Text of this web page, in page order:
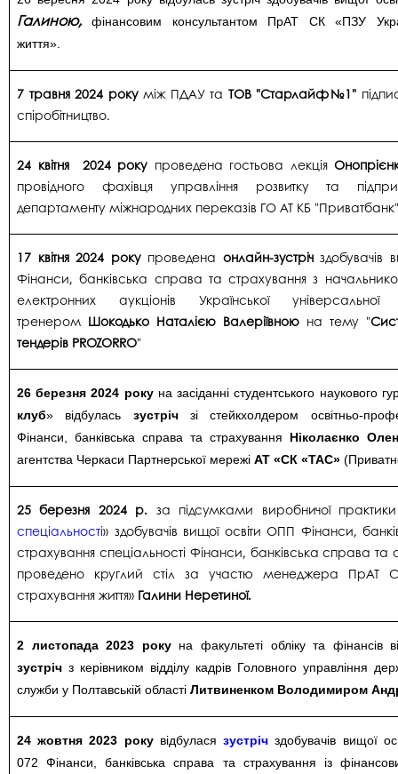
Галиною,фінансовим консультантом ПрАТ СК «ПЗУ
життя».
7 травня 2024 рокуміж ПДАУ та ТОВ "Старлайф№1"
спіробітництво.
24 квітня 2024 року проведена гостьова лекція
провідного фахівця управління розвитку та
департаменту міжнародних переказів ГО АТ КБ
17 квітня 2024 рокупроведена онлайн-зустрічздобувачів
Фінанси, банківська справа та страхування з
електронних аукціонів Української
тренером Шокодько Наталією Валеріївною на тему "
тендерів PROZORRO"
26 березня 2024 рокуна засіданні студентського наукового
клуб» відбулась зустрічзі стейкхолдером освітньо-
Фінанси, банківська справа та страхування Ніколаєнко
агентства Черкаси Партнерської мережі АТ «СК «ТАС»
25 березня 2024 р. за підсумками виробничої
спеціальності» здобувачів вищої освіти ОПП Фінанси,
страхування спеціальності Фінанси, банківська справа та
проведено круглий стіл за участю менеджера ПрАТ
страхування життя» Галини Неретиної.
2 листопада 2023 рокуна факультеті обліку та фінансів
зустріч з керівником відділу кадрів Головного управління
служби у Полтавській області Литвиненком Володимиром
24 жовтня 2023 рокувідбуласязустріч здобувачів вищої
072 Фінанси, банківська справа та страхування із